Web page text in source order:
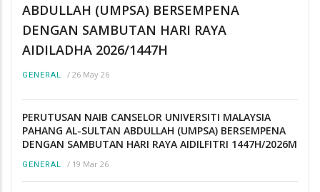
ABDULLAH (UMPSA) BERSEMPENA
DENGAN SAMBUTAN HARI RAYA
AIDILADHA 2026/1447H
GENERAL / 26 May 26
PERUTUSAN NAIB CANSELOR UNIVERSITI MALAYSIA
PAHANG AL-SULTAN ABDULLAH (UMPSA) BERSEMPENA
DENGAN SAMBUTAN HARI RAYA AIDILFITRI 1447H/2026M
GENERAL / 19 Mar 26